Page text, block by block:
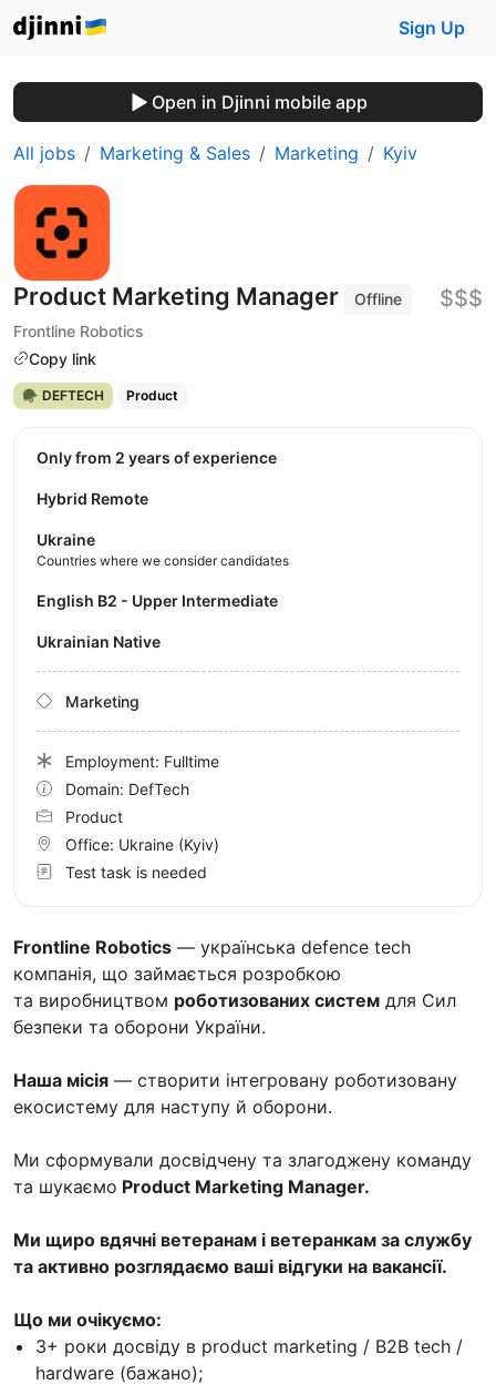
Sign Up
Open in Djinni mobile app
All jobs Marketing & Sales Marketing Kyiv
Product Marketing Manager
Offline
Frontline Robotics
Copy link
$$$
🪖 DEFTECH Product
Frontline Robotics — українська defence tech
компанія, що займається розробкою
та виробництвом роботизованих систем для Сил
безпеки та оборони України.
Наша місія — створити інтегровану роботизовану
екосистему для наступу й оборони.
Ми сформували досвідчену та злагоджену команду
та шукаємо Product Marketing Manager.
Ми щиро вдячні ветеранам і ветеранкам за службу
та активно розглядаємо ваші відгуки на вакансії.
Що ми очікуємо:
3+ роки досвіду в product marketing / B2B tech /
hardware (бажано);
Only from 2 years of experience
Hybrid Remote
Ukraine
Countries where we consider candidates
English B2 - Upper Intermediate
Ukrainian Native
Marketing
Employment: Fulltime
Domain: DefTech
Product
Office: Ukraine (Kyiv)
Test task is needed